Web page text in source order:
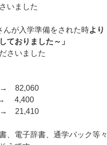
いました
んが入学準備をされた時より
ておりました～」
さいました
82,060
→ 4,400
→ 21,410
、電子辞書、通学バック等々